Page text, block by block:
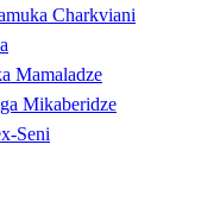
Charkviani
Mamaladze
Mikaberidze
Seni